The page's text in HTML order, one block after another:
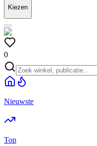
Kiezen
0
Nieuwste
Top